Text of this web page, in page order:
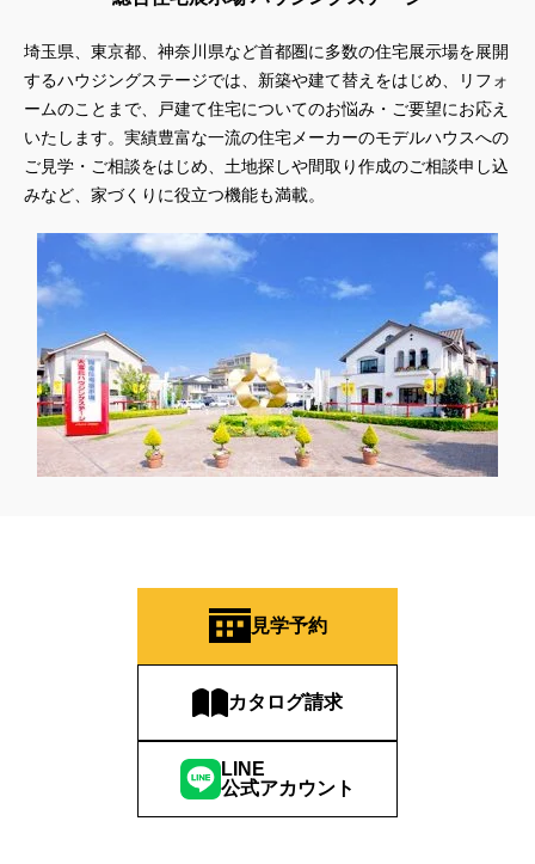
埼玉県、東京都、神奈川県など首都圏に多数の住宅展示場を展開
するハウジングステージでは、新築や建て替えをはじめ、リフォ
ームのことまで、戸建て住宅についてのお悩み・ご要望にお応え
いたします。実績豊富な一流の住宅メーカーのモデルハウスへの
ご見学・ご相談をはじめ、土地探しや間取り作成のご相談申し込
みなど、家づくりに役立つ機能も満載。
見学予約
カタログ請求
LINE
公式アカウント